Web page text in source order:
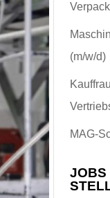
(m/w/d)
MAG-
JOBS